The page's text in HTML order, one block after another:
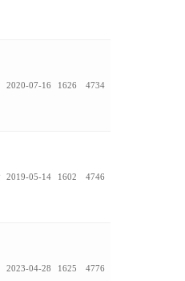
2020-07-16 1626 4734
2019-05-14 1602 4746
2023-04-28 1625 4776